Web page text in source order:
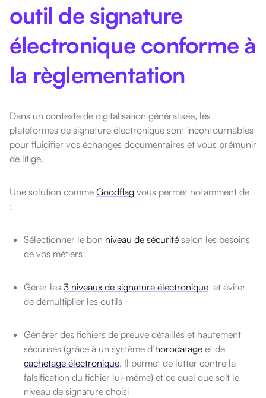
outil de signature
électronique conforme à
la règlementation
Dans un contexte de digitalisation généralisée, les
plateformes de signature électronique sont incontournables
pour fluidifier vos échanges documentaires et vous prémunir
de litige.
Une solution comme Goodflag vous permet notamment de
:
Sélectionner le bon niveau de sécurité selon les besoins
de vos métiers
Gérer les 3 niveaux de signature électronique et éviter
de démultiplier les outils
Générer des fichiers de preuve détaillés et hautement
sécurisés (grâce à un système d’horodatage et de
cachetage électronique. Il permet de lutter contre la
falsification du fichier lui-même) et ce quel que soit le
niveau de signature choisi